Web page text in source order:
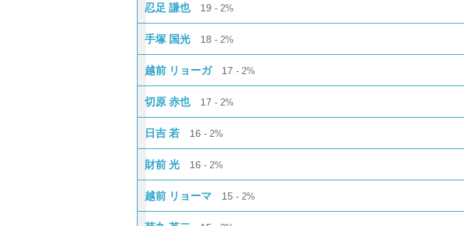
忍足 謙也 19 2%
手塚 国光 18 2%
越前 リョーガ 17 2%
切原 赤也 17 2%
日吉 若 16 2%
財前 光 16 2%
越前 リョーマ 15 2%